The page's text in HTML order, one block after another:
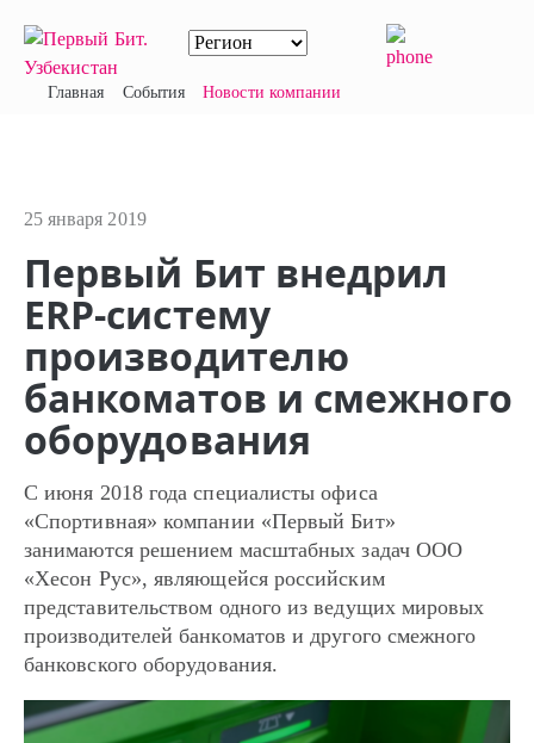
Главная События Новости компании
25 января 2019
Первый Бит внедрил
ERP-систему
производителю
банкоматов и смежного
оборудования
С июня 2018 года специалисты офиса
«Спортивная» компании «Первый Бит»
занимаются решением масштабных задач ООО
«Хесон Рус», являющейся российским
представительством одного из ведущих мировых
производителей банкоматов и другого смежного
банковского оборудования.